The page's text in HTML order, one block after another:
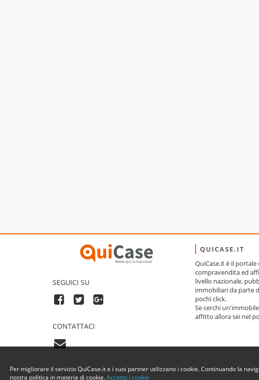
SEGUICI SU
CONTATTACI
QUICASE.IT
QuiCase.it è il
compravendita ed
livello nazionale,
immobiliari da parte
pochi click.
Se cerchi
affitto allora sei nel
Per migliorare il servizio QuiCase.it e i suoi partner utilizzano i cookie. Continuando la
nostra politica in materia di cookie.Accetto i cookie